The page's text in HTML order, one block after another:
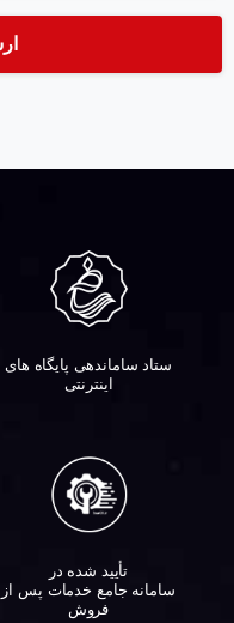
ستاد ساماندهی پایگاه های
اینترنتی
تأیید شده در
سامانه جامع خدمات پس از
فروش